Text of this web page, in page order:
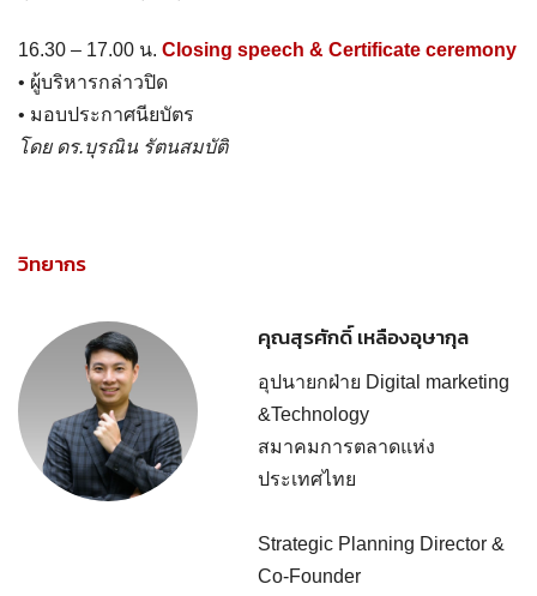
16.30 – 17.00 น. Closing speech & Certificate ceremony
• ผู้บริหารกล่าวปิด
• มอบประกาศนียบัตร
โดย ดร.บุรณิน รัตนสมบัติ
วิทยากร
คุณสุรศักดิ์ เหลืองอุษากุล
อุปนายกฝ่าย Digital marketing
&Technology
สมาคมการตลาดแห่ง
ประเทศไทย
Strategic Planning Director &
Co-Founder